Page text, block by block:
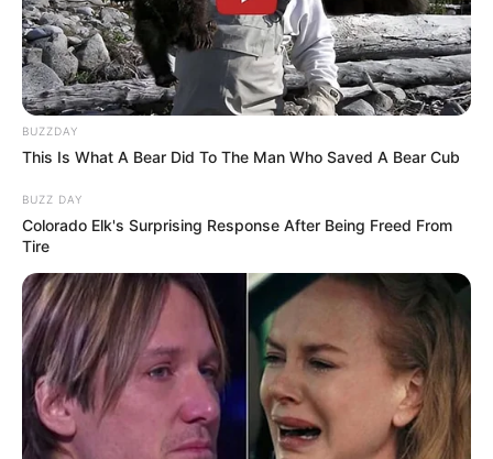
BUZZDAY
This Is What A Bear Did To The Man Who Saved A Bear Cub
BUZZ DAY
Colorado Elk's Surprising Response After Being Freed From
Tire